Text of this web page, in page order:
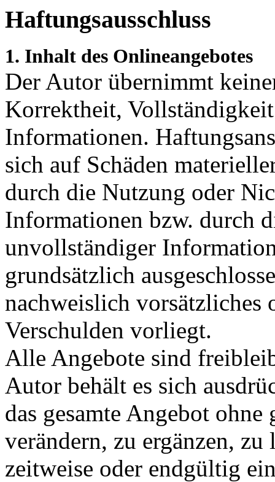
Haftungsausschluss
1. Inhalt des Onlineangebotes
Der Autor übernimmt
Korrektheit,
Informationen.
sich auf Schäden
durch die Nutzung oder
Informationen bzw. durch
unvollständiger
grundsätzlich
nachweislich vorsätzliches
Verschulden vorliegt.
Alle Angebote sind
Autor behält es sich
das gesamte Angebot
verändern, zu ergänzen,
zeitweise oder endgültig